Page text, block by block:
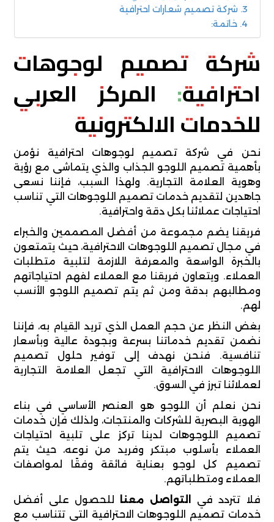
شركة تصميم شعارات احترافية
خاتمة:
شركة تصميم لوجوهات
احترافية: المركز العربي
للخدمات الالكترونية
نحن في شركة تصميم لوجوهات احترافية نؤمن
بأهمية تصميم اللوجو الجذاب والذي يتماشى مع رؤية
وهوية العلامة التجارية. ولهذا السبب، فإننا نسعى
جاهدين لتقديم خدمات تصميم اللوجوهات التي تناسب
احتياجات عملائنا بكل دقة واحترافية.
فريقنا يضم مجموعة من أفضل المصممين والخبراء
في مجال تصميم اللوجوهات الاحترافية، حيث يتمتعون
بالخبرة الواسعة والمعرفة اللازمة لتلبية متطلبات
العملاء. ويتعاون فريقنا مع العملاء لفهم احتياجاتهم
ومطالبهم بدقة ومن ثم يتم تصميم اللوجو الأنسب
لهم.
بغض النظر عن حجم العمل الذي تريد القيام به، فإننا
نضمن تقديم خدماتنا بسرعة وبجودة عالية وبأسعار
تنافسية. فنحن نهدف إلى توفير حلول تصميم
اللوجوهات الاحترافية التي تجعل العلامة التجارية
لعملائنا تبرز في السوق.
نحن نعلم أن اللوجو هو العنصر الأساسي في بناء
الهوية البصرية للشركات والمنتجات، ولذلك فإن خدمات
تصميم اللوجوهات لدينا تركز على تلبية احتياجات
العملاء بأسلوب مبتكر وفريد من نوعه، حيث يتم
تصميم كل لوجو بعناية فائقة وفقًا لمواصفات
العملاء ومتطلباتهم.
فلا تتردد في
التواصل معنا
للحصول على أفضل
خدمات تصميم اللوجوهات الاحترافية التي تتناسب مع